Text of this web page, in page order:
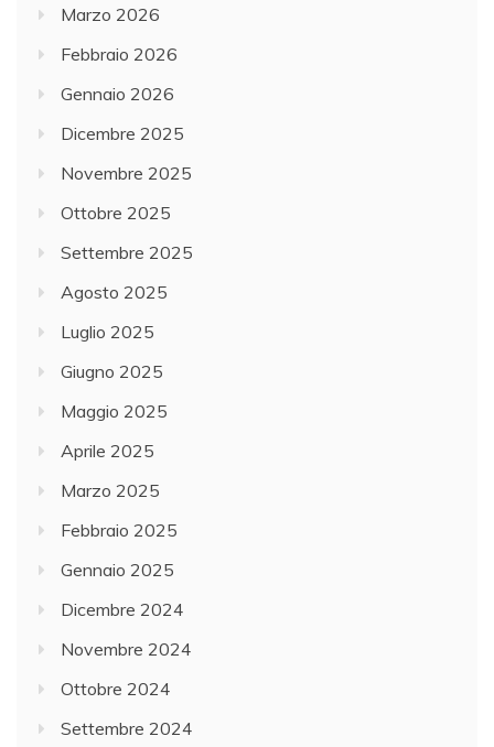
Marzo 2026
Febbraio 2026
Gennaio 2026
Dicembre 2025
Novembre 2025
Ottobre 2025
Settembre 2025
Agosto 2025
Luglio 2025
Giugno 2025
Maggio 2025
Aprile 2025
Marzo 2025
Febbraio 2025
Gennaio 2025
Dicembre 2024
Novembre 2024
Ottobre 2024
Settembre 2024